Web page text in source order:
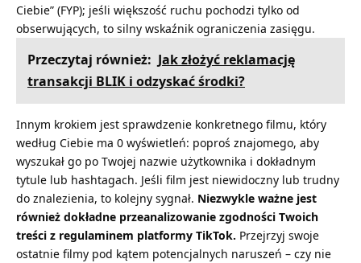
Ciebie” (FYP); jeśli większość ruchu pochodzi tylko od
obserwujących, to silny wskaźnik ograniczenia zasięgu.
Przeczytaj również: Jak złożyć reklamację
transakcji BLIK i odzyskać środki?
Innym krokiem jest sprawdzenie konkretnego filmu, który
według Ciebie ma 0 wyświetleń: poproś znajomego, aby
wyszukał go po Twojej nazwie użytkownika i dokładnym
tytule lub hashtagach. Jeśli film jest niewidoczny lub trudny
do znalezienia, to kolejny sygnał. Niezwykle ważne jest
również dokładne przeanalizowanie zgodności Twoich
treści z regulaminem platformy TikTok. Przejrzyj swoje
ostatnie filmy pod kątem potencjalnych naruszeń – czy nie